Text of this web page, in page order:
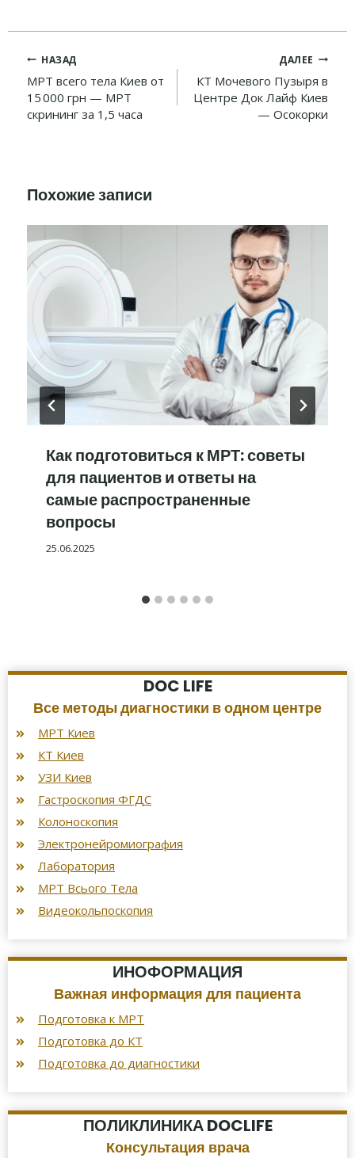
Навигация
по
записям
НАЗАД
МРТ всего тела Киев от
15 000 грн — МРТ
скрининг за 1,5 часа
ДАЛЕЕ
КТ Мочевого Пузыря в
Центре Док Лайф Киев
— Осокорки
Похожие записи
Как подготовиться к МРТ: советы
для пациентов и ответы на
самые распространенные
вопросы
25.06.2025
DOC LIFE
Все методы диагностики в одном центре
МРТ Киев
КТ Киев
УЗИ Киев
Гастроскопия ФГДС
Колоноскопия
Электронейромиография
Лаборатория
МРТ Всього Тела
Видеокольпоскопия
ИНОФОРМАЦИЯ
Важная информация для пациента
Подготовка к МРТ
Подготовка до КТ
Подготовка до диагностики
ПОЛИКЛИНИКА DOCLIFE
Консультация врача